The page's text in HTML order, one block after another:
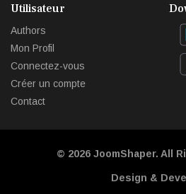
Utilisateur
Authors
Mon Profil
Connectez-vous
Créer un compte
Contact
© 2026 JoomShaper. All
Design &